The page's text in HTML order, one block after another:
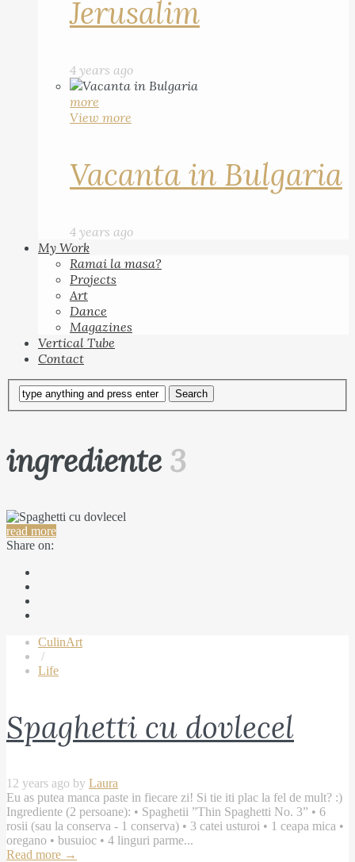
Jerusalim
4 years ago
more
View more
Vacanta in Bulgaria
4 years ago
My Work
Ramai la masa?
Projects
Art
Dance
Magazines
Vertical Tube
Contact
ingrediente3
read more
Share on:
CulinArt
/
Life
Spaghetti cu dovlecel
12 years ago by Laura
Eu as putea manca paste in fiecare zi! Si tie iti plac la fel de mult? :)
Ingrediente (2 persoane): • Spaghetii ”Thin Spaghetti No. 3” • 6
rosii (sau la conserva - 1 conserva) • 3 catei usturoi • 1 ceapa mica •
oregano • busuioc • 4 linguri parme...
Read more →